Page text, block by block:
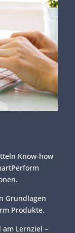
Know-how
Grundlagen
Produkte.
Lernziel –